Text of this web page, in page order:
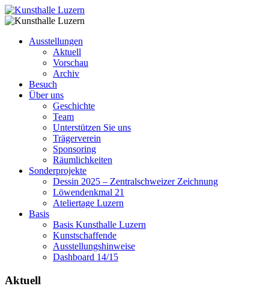
Ausstellungen
Aktuell
Vorschau
Archiv
Besuch
Über uns
Geschichte
Team
Unterstützen Sie uns
Trägerverein
Sponsoring
Räumlichkeiten
Sonderprojekte
Dessin 2025 – Zentralschweizer Zeichnung
Löwendenkmal 21
Ateliertage Luzern
Basis
Basis Kunsthalle Luzern
Kunstschaffende
Ausstellungshinweise
Dashboard 14/15
Aktuell